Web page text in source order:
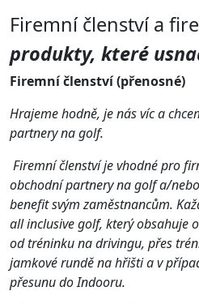
Firemní členství a
produkty, které
Firemní členství (přenosné)
Hrajeme hodně, je nás víc a
partnery na golf.
Firemní členství je vhodné pro
obchodní partnery na golf a/
benefit svým zaměstnancům.
all inclusive golf, který obsahuje
od tréninku na drivingu, přes
jamkové rundě na hřišti a v
přesunu do Indooru.